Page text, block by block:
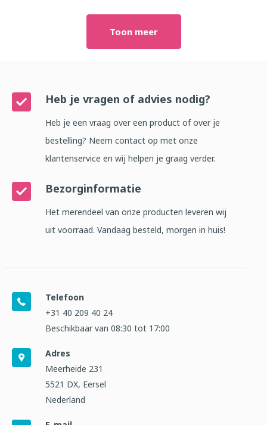
Toon meer
Heb je vragen of advies nodig?
Heb je een vraag over een product of over je
bestelling? Neem contact op met onze
klantenservice en wij helpen je graag verder.
Bezorginformatie
Het merendeel van onze producten leveren wij
uit voorraad. Vandaag besteld, morgen in huis!
Telefoon
+31 40 209 40 24
Beschikbaar van 08:30 tot 17:00
Adres
Meerheide 231
5521 DX, Eersel
Nederland